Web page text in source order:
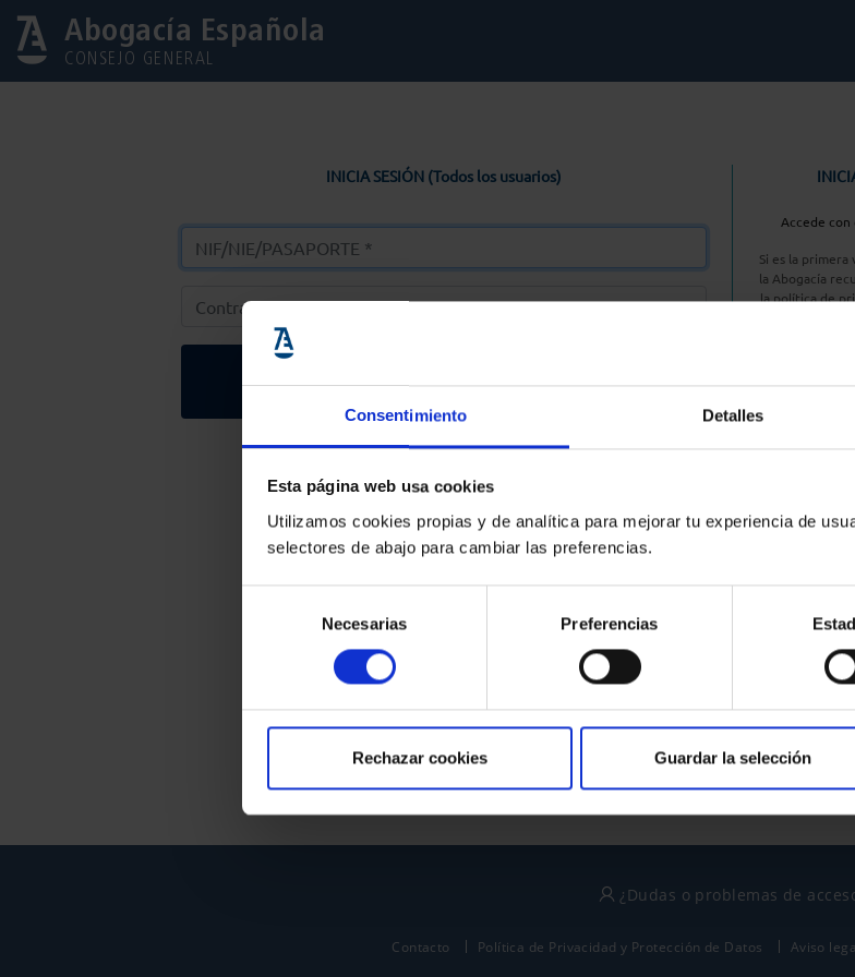
Consentimiento Detalles
Esta página web usa cookies
Utilizamos cookies propias y de analítica para mejorar tu experiencia de
selectores de abajo para cambiar las preferencias.
consentimiento
Necesarias Preferencias
Rechazar cookies Guardar la selección
Abogacía Española
CONSEJO GENERAL
INICIA SESIÓN (Todos los usuarios)
Entrar
Solicitar Contraseña
Accede
Si es la primera
la Abogacía
la política de
¿No tienes cuenta?
política de privacidad
y términos del servicio
¿Dudas o problemas de
Contacto Política de Privacidad y Protección de Datos Aviso